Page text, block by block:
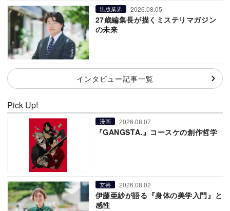
出版業界 2026.08.05
27歳編集長が描くミステリマガジン
の未来
インタビュー記事一覧
Pick Up!
漫画 2026.08.07
『GANGSTA.』コースケの創作哲学
文芸 2026.08.02
伊藤亜紗が語る『身体の美学入門』と
感性